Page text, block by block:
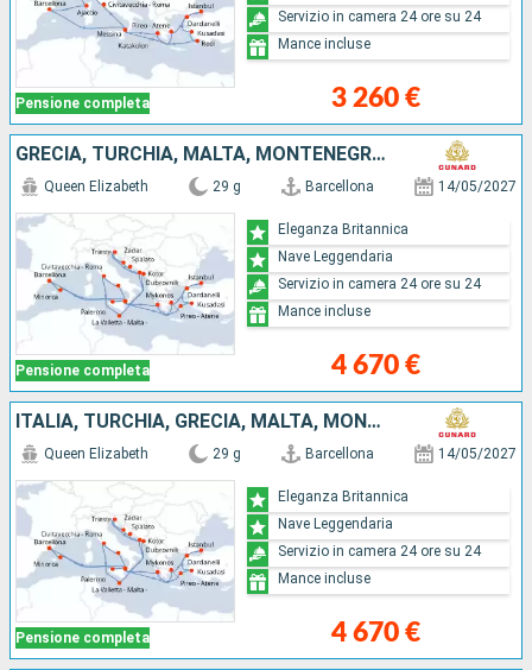
Pensione completa 3 260 €
Servizio in camera 24 ore su 24
Mance incluse
GRECIA, TURCHIA, MALTA, MONTENEGRO, CROAZIA, ITALIA, MINORCA, SPAGNA
Pensione completa
Queen Elizabeth 29 g Barcellona 14/05/2027
4 670 €
Eleganza Britannica
Nave Leggendaria
Servizio in camera 24 ore su 24
Mance incluse
ITALIA, TURCHIA, GRECIA, MALTA, MONTENEGRO, CROAZIA, MINORCA, SPAGNA
Pensione completa
Queen Elizabeth 29 g Barcellona 14/05/2027
4 670 €
Eleganza Britannica
Nave Leggendaria
Servizio in camera 24 ore su 24
Mance incluse